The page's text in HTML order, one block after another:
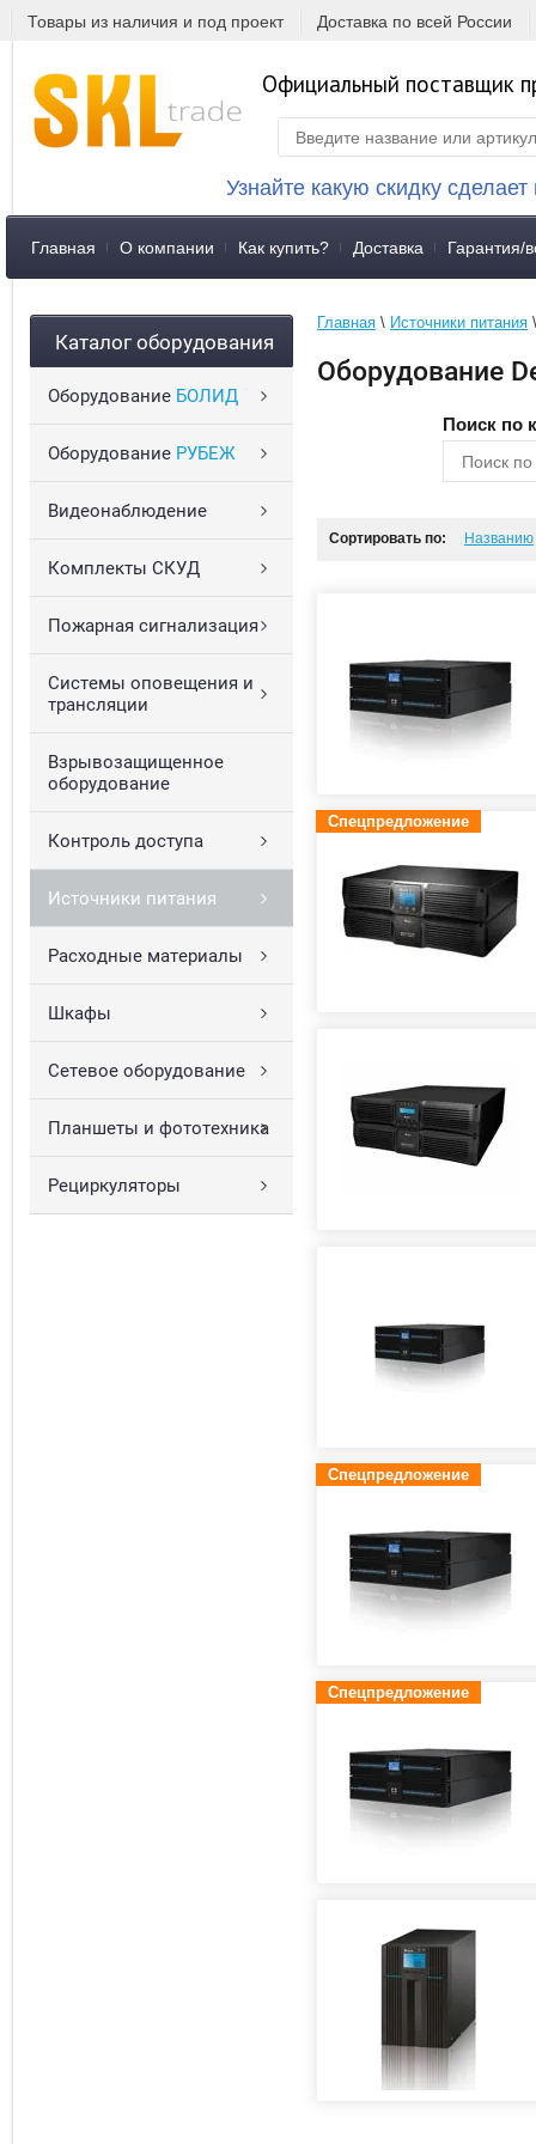
Товары из наличия и под проект Доставка по всей России
Официальный поставщик
Узнайте какую скидку
Главная О компании Как купить? Доставка Гарантия/
Каталог оборудования
Оборудование БОЛИД
Оборудование РУБЕЖ
Видеонаблюдение
Комплекты СКУД
Пожарная сигнализация
Системы оповещения и
трансляции
Взрывозащищенное
оборудование
Контроль доступа
Источники питания
Расходные материалы
Шкафы
Сетевое оборудование
Планшеты и фототехника
Рециркуляторы
Главная \ Источники питания
Оборудование
Поиск по
Сортировать по: Названию
Спецпредложение
Спецпредложение
Спецпредложение